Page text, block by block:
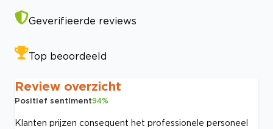
Geverifieerde reviews
Top beoordeeld
Review overzicht
Positief sentiment94%
Klanten prijzen consequent het professionele personeel